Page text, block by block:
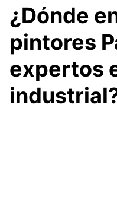
¿Dónde
pintores
expertos